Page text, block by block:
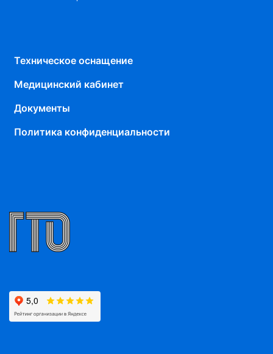
Техническое оснащение
Медицинский кабинет
Документы
Политика конфиденциальности